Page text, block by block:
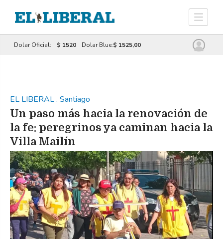
Dolar Oficial: $ 1520 Dolar Blue:$ 1525,00
EL LIBERAL. Santiago
Un paso más hacia la renovación de
la fe: peregrinos ya caminan hacia la
Villa Mailín